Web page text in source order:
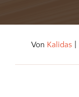
Von Kalidas